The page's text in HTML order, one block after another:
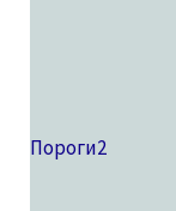
Пороги2